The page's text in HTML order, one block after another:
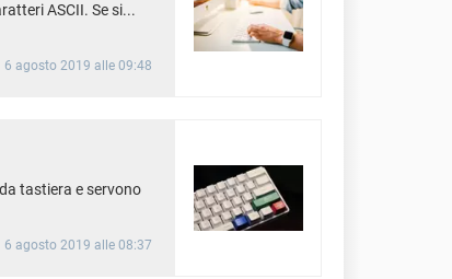
ASCII. Se si...
6 agosto 2019 alle 09:48
tastiera e servono
6 agosto 2019 alle 08:37